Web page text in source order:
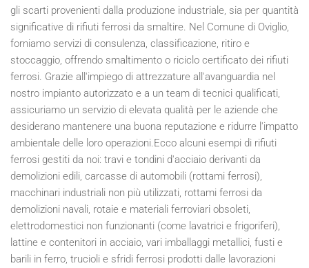
gli scarti provenienti dalla produzione industriale, sia per quantità
significative di rifiuti ferrosi da smaltire. Nel Comune di Oviglio,
forniamo servizi di consulenza, classificazione, ritiro e
stoccaggio, offrendo smaltimento o riciclo certificato dei rifiuti
ferrosi. Grazie all'impiego di attrezzature all'avanguardia nel
nostro impianto autorizzato e a un team di tecnici qualificati,
assicuriamo un servizio di elevata qualità per le aziende che
desiderano mantenere una buona reputazione e ridurre l'impatto
ambientale delle loro operazioni.Ecco alcuni esempi di rifiuti
ferrosi gestiti da noi: travi e tondini d'acciaio derivanti da
demolizioni edili, carcasse di automobili (rottami ferrosi),
macchinari industriali non più utilizzati, rottami ferrosi da
demolizioni navali, rotaie e materiali ferroviari obsoleti,
elettrodomestici non funzionanti (come lavatrici e frigoriferi),
lattine e contenitori in acciaio, vari imballaggi metallici, fusti e
barili in ferro, trucioli e sfridi ferrosi prodotti dalle lavorazioni